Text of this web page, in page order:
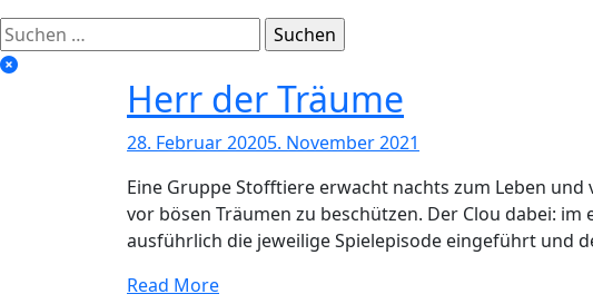
Suchen
nach:
Spieleempfehlungen
Herr der Träume
28. Februar 20205. November 2021
Eine Gruppe Stofftiere erwacht nachts zum Leben
vor bösen Träumen zu beschützen. Der Clou dabei:
ausführlich die jeweilige Spielepisode eingeführt und
Read More